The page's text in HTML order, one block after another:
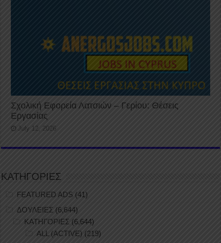
Σχολική Εφορεία Λατσιών – Γερίου: Θέσεις
Εργασίας
July 12, 2026
ΚΑΤΗΓΟΡΙΕΣ
FEATURED ADS (41)
ΔΟΥΛΕΙΕΣ (6,644)
ΚΑΤΗΓΟΡΙΕΣ (6,644)
ALL (ACTIVE) (219)